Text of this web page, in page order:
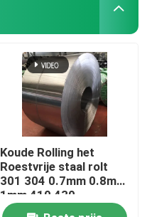
Koude Rolling het
Roestvrije staal rolt
301 304 0.7mm 0.8mm
1mm 410 430
Molenrand